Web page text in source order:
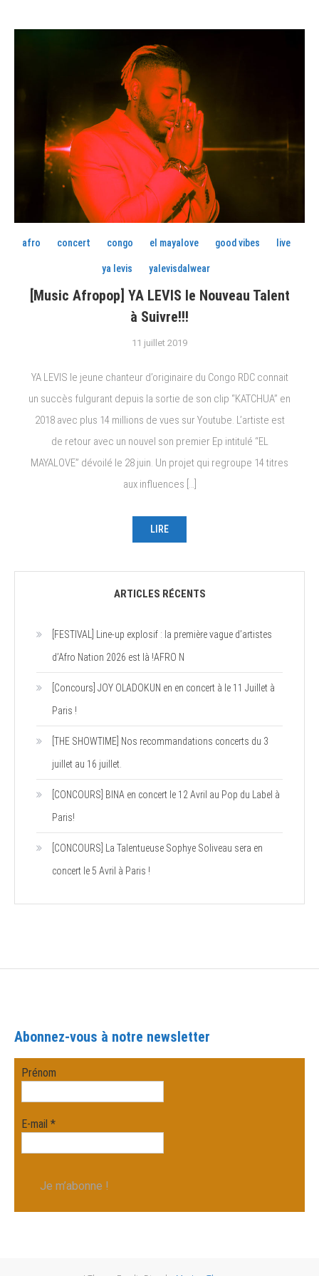
afro concert congo el mayalove good vibes live
ya levis yalevisdalwear
[Music Afropop] YA LEVIS le Nouveau Talent
à Suivre!!!
11 juillet 2019
YA LEVIS le jeune chanteur d’originaire du Congo RDC connait
un succès fulgurant depuis la sortie de son clip “KATCHUA” en
2018 avec plus 14 millions de vues sur Youtube. L’artiste est
de retour avec un nouvel son premier Ep intitulé “EL
MAYALOVE” dévoilé le 28 juin. Un projet qui regroupe 14 titres
aux influences […]
LIRE
ARTICLES RÉCENTS
[FESTIVAL] Line-up explosif : la première vague d’artistes
d’Afro Nation 2026 est là !AFRO N
[Concours] JOY OLADOKUN en en concert à le 11 Juillet à
Paris !
[THE SHOWTIME] Nos recommandations concerts du 3
juillet au 16 juillet.
[CONCOURS] BINA en concert le 12 Avril au Pop du Label à
Paris!
[CONCOURS] La Talentueuse Sophye Soliveau sera en
concert le 5 Avril à Paris !
Abonnez-vous à notre newsletter
Prénom
E-mail*